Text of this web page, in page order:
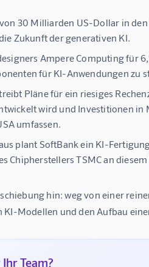
30 Milliarden US-Dollar in
Zukunft der generativen KI.
Ampere Computing für
für KI-Anwendungen zu
Pläne für ein riesiges
wird und Investitionen
umfassen.
plant SoftBank ein KI-
Chipherstellers TSMC an
hin: weg von einer
Modellen und den Aufbau
Team?